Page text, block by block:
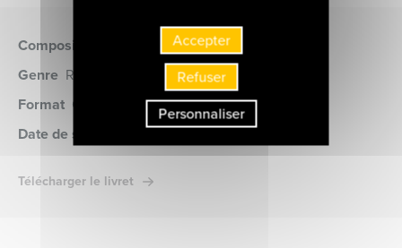
Compositeur Mozart (Wolfgang Amadeus)
Genre Récital
Format CD (MIR730)
Date de sortie 19 avril 2024
Télécharger le livret
Accepter
Refuser
Personnaliser